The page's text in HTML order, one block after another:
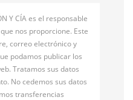
Y CÍA es el responsable
nos proporcione. Este
correo electrónico y
podamos publicar los
Tratamos sus datos
No cedemos sus datos
transferencias